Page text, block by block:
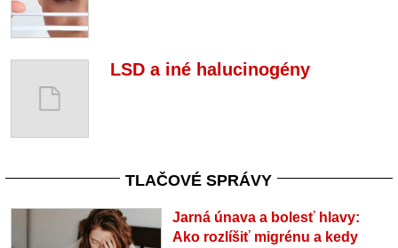
LSD a iné halucinogény
TLAČOVÉ SPRÁVY
Jarná únava a bolesť hlavy:
Ako rozlíšiť migrénu a kedy